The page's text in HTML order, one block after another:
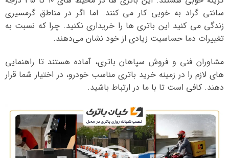
سانتی گراد به خوبی کار می کنند. اما اگر در مناطق گرمسیری
زندگی می کنید این باتری ها را خریداری نکنید. چرا که نسبت به
تغییرات دما حساسیت زیادی از خود نشان می‌دهند.
مشاوران فنی و فروش سپاهان باتری، آماده هستند تا راهنمایی
های لازم را در زمینه خرید باتری مناسب خودرو، در اختیار شما قرار
دهند. کافی است تا با ما در ارتباط باشید.
نمایشگر
ویدیو